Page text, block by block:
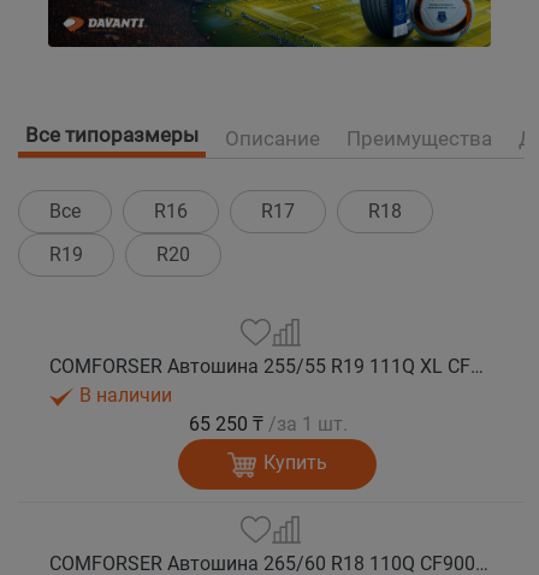
Все типоразмеры Описание Преимущества
Все R16 R17
R18
R19
R20
COMFORSER Автошина 255/55 R19 111Q XL CF9000 R/T RWL лето
В наличии
65 250 ₸ /за 1 шт.
Купить
COMFORSER Автошина 265/60 R18 110Q CF9000 R/T RWL лето